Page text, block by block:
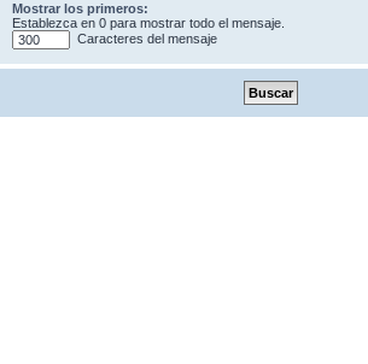
Mostrar los primeros:
Establezca en 0 para mostrar todo el mensaje.
Caracteres del mensaje